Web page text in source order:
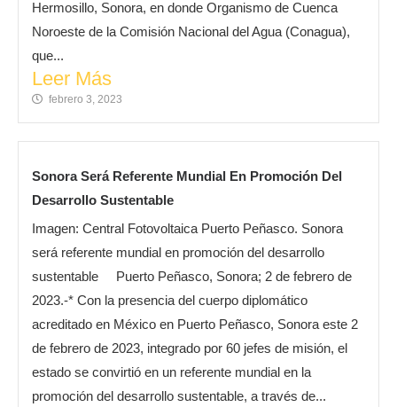
Hermosillo, Sonora, en donde Organismo de Cuenca
Noroeste de la Comisión Nacional del Agua (Conagua),
que...
Leer Más
febrero 3, 2023
Sonora Será Referente Mundial En Promoción Del
Desarrollo Sustentable
Imagen: Central Fotovoltaica Puerto Peñasco. Sonora
será referente mundial en promoción del desarrollo
sustentable Puerto Peñasco, Sonora; 2 de febrero de
2023.-* Con la presencia del cuerpo diplomático
acreditado en México en Puerto Peñasco, Sonora este 2
de febrero de 2023, integrado por 60 jefes de misión, el
estado se convirtió en un referente mundial en la
promoción del desarrollo sustentable, a través de...